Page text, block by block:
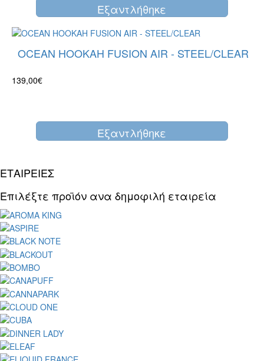
Eξαντλήθηκε
OCEAN HOOKAH FUSION AIR - STEEL/CLEAR
139,00€
Eξαντλήθηκε
ΕΤΑΙΡΕΙΕΣ
Επιλέξτε προϊόν ανα δημοφιλή εταιρεία